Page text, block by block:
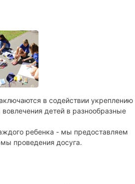
в содействии укреплению
детей в разнообразные
ребенка - мы предоставляем
проведения досуга.